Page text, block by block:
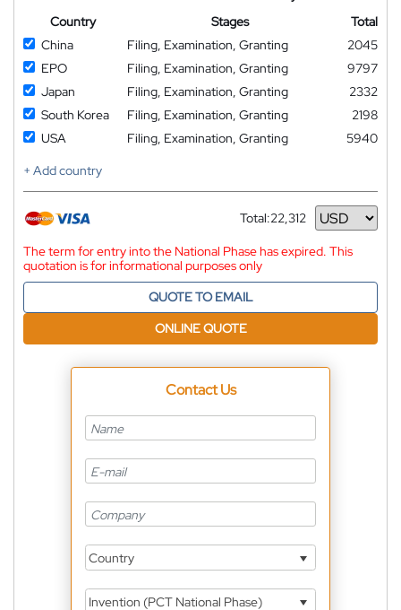
Country
Stages
Total
China
Filing, Examination, Granting
2045
EPO
Filing, Examination, Granting
9797
Japan
Filing, Examination, Granting
2332
South Korea
Filing, Examination, Granting
2198
USA
Filing, Examination, Granting
5940
+ Add country
Total:22,312
Currency
The term for entry into the National Phase has expired. This
quotation is for informational purposes only
QUOTE TO EMAIL
ONLINE QUOTE
Contact Us
Country
Invention (PCT National Phase)